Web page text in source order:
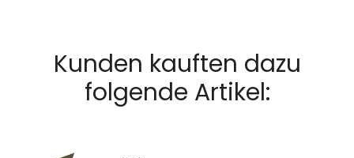
Kunden kauften dazu
folgende Artikel: